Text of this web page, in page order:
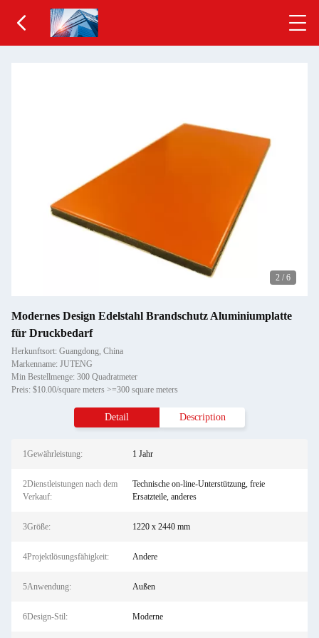
2 / 6
Modernes Design Edelstahl Brandschutz Aluminiumplatte
für Druckbedarf
Herkunftsort: Guangdong, China
Markenname: JUTENG
Min Bestellmenge: 300 Quadratmeter
Preis: $10.00/square meters >=300 square meters
Detail Description
1Gewährleistung: 1 Jahr
2Dienstleistungen nach dem
Verkauf:
Technische on-line-Unterstützung, freie
Ersatzteile, anderes
3Größe: 1220 x 2440 mm
4Projektlösungsfähigkeit: Andere
5Anwendung: Außen
6Design-Stil: Moderne